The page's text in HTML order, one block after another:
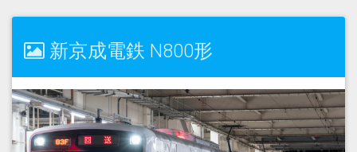
新京成電鉄 N800形